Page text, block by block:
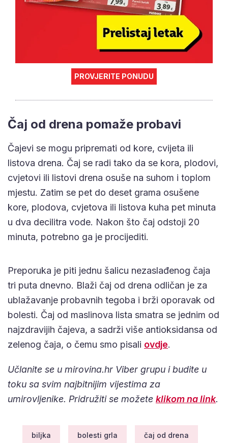
PROVJERITE PONUDU
Čaj od drena pomaže probavi
Čajevi se mogu pripremati od kore, cvijeta ili
listova drena. Čaj se radi tako da se kora, plodovi,
cvjetovi ili listovi drena osuše na suhom i toplom
mjestu. Zatim se pet do deset grama osušene
kore, plodova, cvjetova ili listova kuha pet minuta
u dva decilitra vode. Nakon što čaj odstoji 20
minuta, potrebno ga je procijediti.
Preporuka je piti jednu šalicu nezaslađenog čaja
tri puta dnevno. Blaži čaj od drena odličan je za
ublažavanje probavnih tegoba i brži oporavak od
bolesti. Čaj od maslinova lista smatra se jednim od
najzdravijih čajeva, a sadrži više antioksidansa od
zelenog čaja, o čemu smo pisali ovdje.
Učlanite se u mirovina.hr Viber grupu i budite u
toku sa svim najbitnijim vijestima za
umirovljenike. Pridružiti se možete klikom na link.
biljka bolesti grla čaj od drena